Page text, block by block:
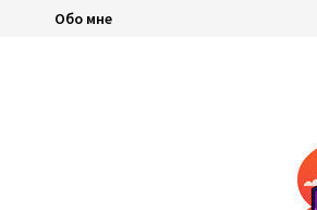
ПерейтиОбо мне